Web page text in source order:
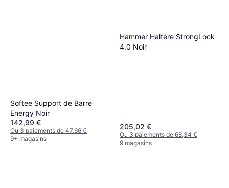
Softee Support de Barre
Energy Noir
142,99 €
Ou 3 paiements de 47,66 €
9+ magasins
Hammer Haltère StrongLock
4.0 Noir
205,02 €
Ou 3 paiements de 68,34 €
9 magasins